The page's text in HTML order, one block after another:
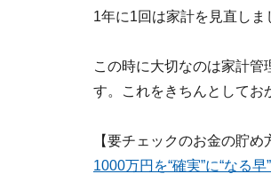
1年に1回は家計を見直しま
この時に大切なのは家計
す。これをきちんとしてお
【要チェックのお金の貯め
1000万円を“確実”に“なる